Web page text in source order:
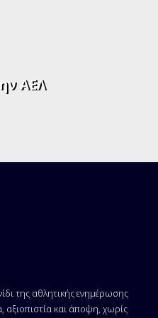
ΑΕΛ
της αθλητικής ενημέρωσης
αξιοπιστία και άποψη, χωρίς